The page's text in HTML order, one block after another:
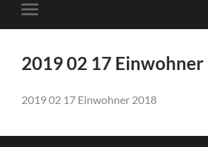
Mobile-
Menü
2019 02 17 Einwohner
2019 02 17 Einwohner 2018